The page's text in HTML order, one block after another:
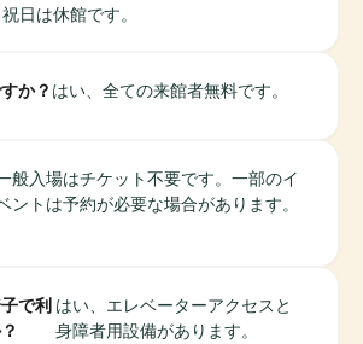
日は休館です。
か？ はい、全ての来館者無料です。
般入場はチケット不要です。一部のイ
ントは予約が必要な場合があります。
で利 はい、エレベーターアクセスと
身障者用設備があります。